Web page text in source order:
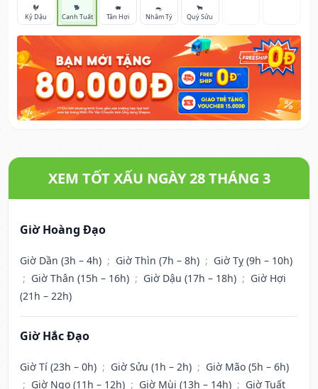
🐓
Kỷ Dậu
🐕
Canh Tuất
🐖
Tân Hợi
🐀
Nhâm Tý
🐂
Quý Sửu
XEM TỐT XẤU NGÀY 28 THÁNG 3
Giờ Hoàng Đạo
Giờ Dần (3h – 4h) ; Giờ Thìn (7h – 8h) ; Giờ Tỵ (9h – 10h)
; Giờ Thân (15h – 16h) ; Giờ Dậu (17h – 18h) ; Giờ Hợi
(21h – 22h)
Giờ Hắc Đạo
Giờ Tí (23h – 0h) ; Giờ Sửu (1h – 2h) ; Giờ Mão (5h – 6h)
; Giờ Ngọ (11h – 12h) ; Giờ Mùi (13h – 14h) ; Giờ Tuất